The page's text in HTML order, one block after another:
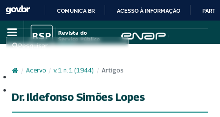
IR
PARA
CONTEÚDO
COMUNICA BR ACESSO À INFORMAÇÃO
Pesquisar
/ Acervo / v. 1 n. 1 (1944) / Artigos
Dr. Ildefonso Simões Lopes